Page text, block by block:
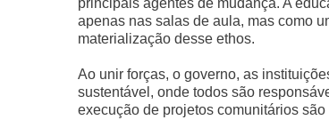
principais agentes de mudança. A
apenas nas salas de aula, mas como
materialização desse ethos.
Ao unir forças, o governo, as
sustentável, onde todos são
execução de projetos comunitários